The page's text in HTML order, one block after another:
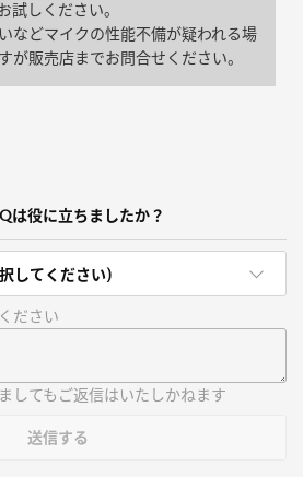
試しください。
などマイクの性能不備が疑われる場
が販売店までお問合せください。
は役に立ちましたか？
してください)
ださい
してもご返信はいたしかねます
送信する